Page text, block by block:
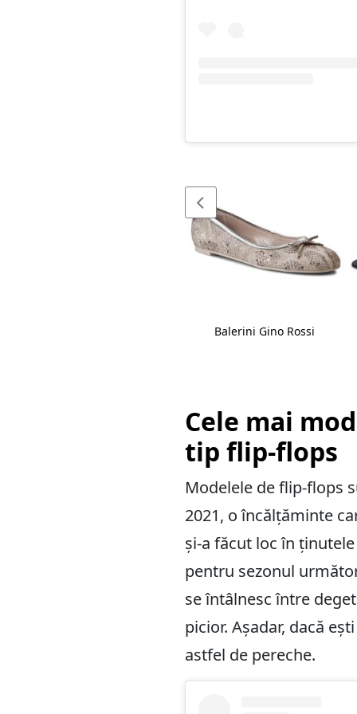
Balerini Gino Rossi
Cele mai
tip flip-flops
Modelele de flip-flops
2021, o încălțăminte
și-a făcut loc în
pentru sezonul
se întâlnesc între
picior. Așadar, dacă
astfel de pereche.